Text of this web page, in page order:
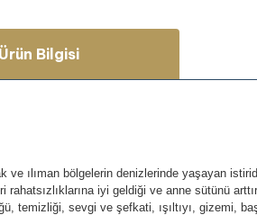
Ürün Bilgisi
ve ılıman bölgelerin denizlerinde yaşayan
rahatsızlıklarına iyi geldiği ve anne sütünü
temizliği, sevgi ve şefkati, ışıltıyı, gizemi,